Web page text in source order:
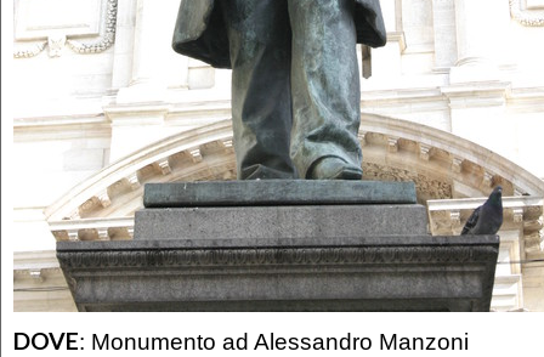
DOVE: Monumento ad Alessandro Manzoni